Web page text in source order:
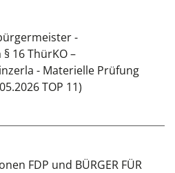
-
16 ThürKO –
- Materielle Prüfung
TOP 11)
FDP und BÜRGER FÜR